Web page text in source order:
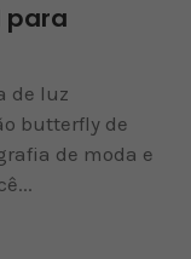
para
de luz
butterfly de
de moda e